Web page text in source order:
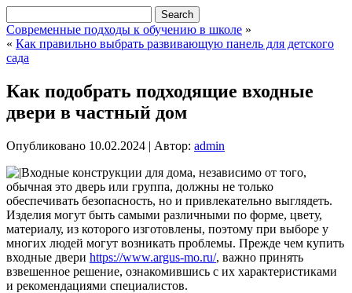
Современные подходы к обучению в школе »
« Как правильно выбрать развивающую панель для детского
сада
Как подобрать подходящие входные
двери в частный дом
Опубликовано 10.02.2024 | Автор: admin
Входные конструкции для дома, независимо от того,
обычная это дверь или группа, должны не только
обеспечивать безопасность, но и привлекательно выглядеть.
Изделия могут быть самыми различными по форме, цвету,
материалу, из которого изготовлены, поэтому при выборе у
многих людей могут возникать проблемы. Прежде чем купить
входные двери https://www.argus-mo.ru/, важно принять
взвешенное решение, ознакомившись с их характеристиками
и рекомендациями специалистов.